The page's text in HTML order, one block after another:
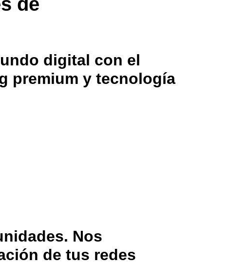
digital con el
premium y tecnología
Nos
de tus redes